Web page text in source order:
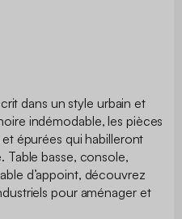
dans un style urbain et
indémodable, les pièces
épurées qui habilleront
Table basse, console,
d’appoint, découvrez
pour aménager et